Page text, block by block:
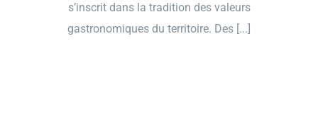
s’inscrit dans la tradition des valeurs
gastronomiques du territoire. Des [...]